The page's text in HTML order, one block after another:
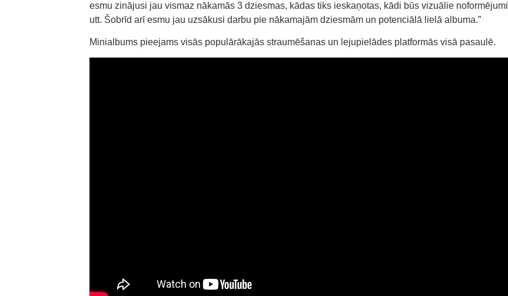
esmu zinājusi jau vismaz nākamās 3 dziesmas, kādas tiks ieskaņotas, kādi būs vizuālie noformējumi
utt. Šobrīd arī esmu jau uzsākusi darbu pie nākamajām dziesmām un potenciālā lielā albuma.”
Minialbums pieejams visās populārākajās straumēšanas un lejupielādes platformās visā pasaulē.